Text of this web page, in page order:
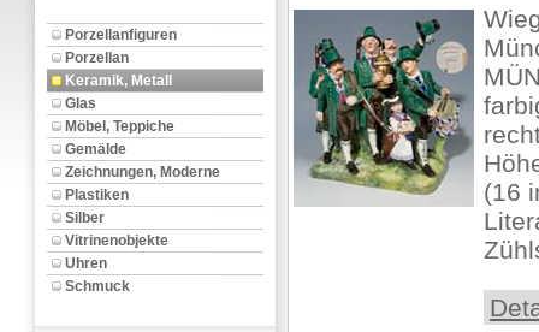
Porzellanfiguren
Porzellan
Keramik, Metall
Glas
Möbel, Teppiche
Gemälde
Zeichnungen, Moderne
Plastiken
Silber
Vitrinenobjekte
Uhren
Schmuck
(16